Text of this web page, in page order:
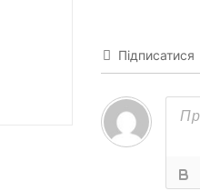
Підписатися